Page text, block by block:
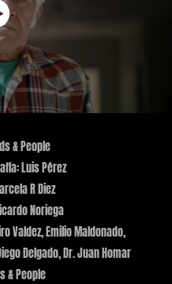
& People
Luis Pérez
R Diez
Noriega
Valdez, Emilio Maldonado,
Delgado, Dr. Juan Homar
& People